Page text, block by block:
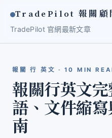
TradePilot 報關顧
TradePilot 官網最新文章
報關 行 英文 · 10 MIN
報關行英文
語、文件縮
南